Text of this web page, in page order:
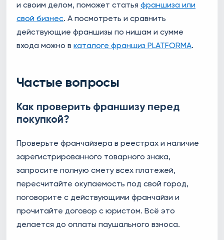
и своим делом, поможет статья франшиза или
свой бизнес. А посмотреть и сравнить
действующие франшизы по нишам и сумме
входа можно в каталоге франшиз PLATFORMA.
Частые вопросы
Как проверить франшизу перед
покупкой?
Проверьте франчайзера в реестрах и наличие
зарегистрированного товарного знака,
запросите полную смету всех платежей,
пересчитайте окупаемость под свой город,
поговорите с действующими франчайзи и
прочитайте договор с юристом. Всё это
делается до оплаты паушального взноса.